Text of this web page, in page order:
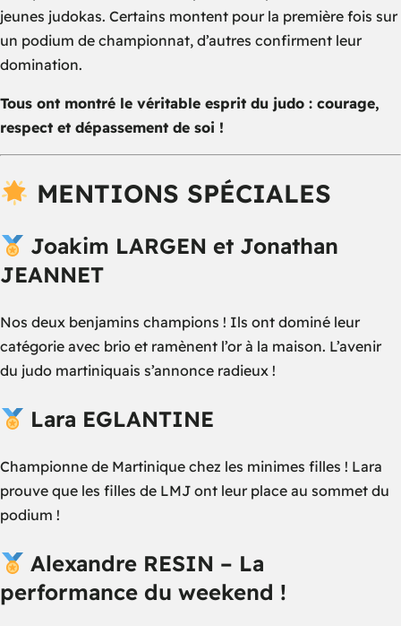
jeunes judokas. Certains montent pour la première fois sur
un podium de championnat, d’autres confirment leur
domination.
Tous ont montré le véritable esprit du judo : courage,
respect et dépassement de soi !
MENTIONS SPÉCIALES
Joakim LARGEN et Jonathan
JEANNET
Nos deux benjamins champions ! Ils ont dominé leur
catégorie avec brio et ramènent l’or à la maison. L’avenir
du judo martiniquais s’annonce radieux !
Lara EGLANTINE
Championne de Martinique chez les minimes filles ! Lara
prouve que les filles de LMJ ont leur place au sommet du
podium !
Alexandre RESIN – La
performance du weekend !